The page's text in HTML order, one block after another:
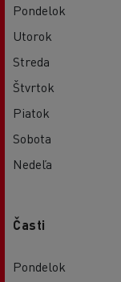
Pondelok
Utorok
Streda
Štvrtok
Piatok
Sobota
Nedeľa
Časti
Pondelok